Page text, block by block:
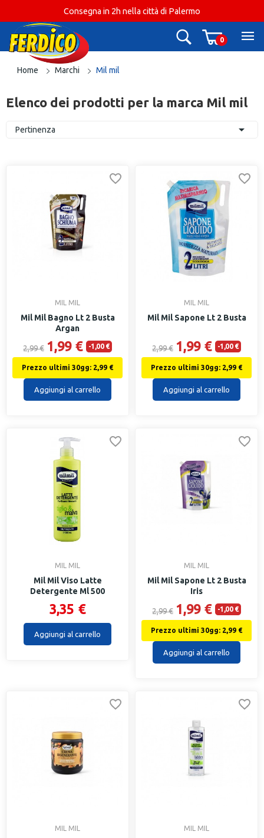
Consegna in 2h nella città di Palermo
0
Home Marchi Mil mil
Elenco dei prodotti per la marca Mil mil
Pertinenza 
MIL MIL
Mil Mil Bagno Lt 2 Busta
Argan
2,99 € 1,99 € -1,00 €
Prezzo ultimi 30gg: 2,99 €
Aggiungi al carrello
MIL MIL
Mil Mil Sapone Lt 2 Busta
2,99 € 1,99 € -1,00 €
Prezzo ultimi 30gg: 2,99 €
Aggiungi al carrello
MIL MIL
Mil Mil Viso Latte
Detergente Ml 500
3,35 €
Aggiungi al carrello
MIL MIL
Mil Mil Sapone Lt 2 Busta
Iris
2,99 € 1,99 € -1,00 €
Prezzo ultimi 30gg: 2,99 €
Aggiungi al carrello
MIL MIL MIL MIL